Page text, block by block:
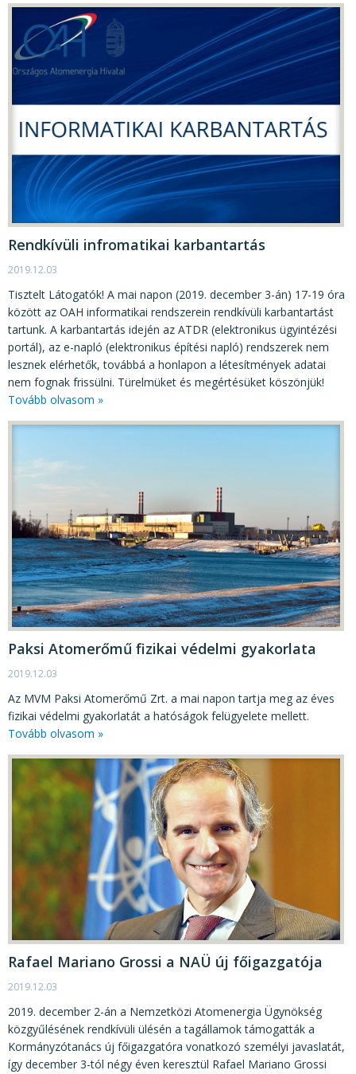
Rendkívüli infromatikai karbantartás
2019.12.03
Tisztelt Látogatók! A mai napon (2019. december 3-án) 17-19 óra
között az OAH informatikai rendszerein rendkívüli karbantartást
tartunk. A karbantartás idején az ATDR (elektronikus ügyintézési
portál), az e-napló (elektronikus építési napló) rendszerek nem
lesznek elérhetők, továbbá a honlapon a létesítmények adatai
nem fognak frissülni. Türelmüket és megértésüket köszönjük!
Tovább olvasom »
Paksi Atomerőmű fizikai védelmi gyakorlata
2019.12.03
Az MVM Paksi Atomerőmű Zrt. a mai napon tartja meg az éves
fizikai védelmi gyakorlatát a hatóságok felügyelete mellett.
Tovább olvasom »
Rafael Mariano Grossi a NAÜ új főigazgatója
2019.12.03
2019. december 2-án a Nemzetközi Atomenergia Ügynökség
közgyűlésének rendkívüli ülésén a tagállamok támogatták a
Kormányzótanács új főigazgatóra vonatkozó személyi javaslatát,
így december 3-tól négy éven keresztül Rafael Mariano Grossi